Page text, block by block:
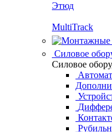
Этюд
MultiTrack
Силовое
Силовое